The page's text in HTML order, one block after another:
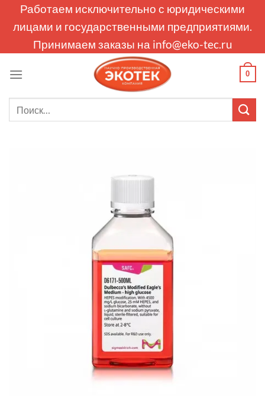
Работаем исключительно с юридическими
лицами и государственными предприятиями.
Принимаем заказы на info@eko-tec.ru
0